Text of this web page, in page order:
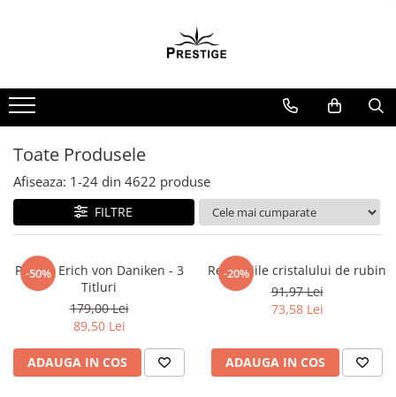
Noutati
Promotii
Spiritualitate - Ezoterism
AngelConnection
Arte Divinatorii
Chiromantie
Dezvoltare Spirituala
KidConnection
Minte Corp
New Illuminati Files
Toate Produsele
Afiseaza: 1-24 din 4622 produse
FILTRE
-50%
Pachet Erich von Daniken - 3
Titluri
179,00 Lei
89,50 Lei
ADAUGA IN COS
-20%
Revelatiile cristalului de rubin
91,97 Lei
73,58 Lei
ADAUGA IN COS